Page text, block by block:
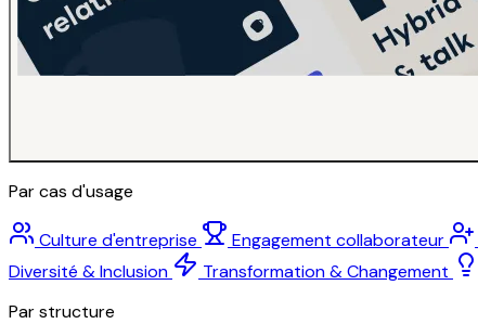
Par cas d'usage
Culture d'entreprise Engagement collaborateur
Diversité & Inclusion
Transformation & Changement
Par structure